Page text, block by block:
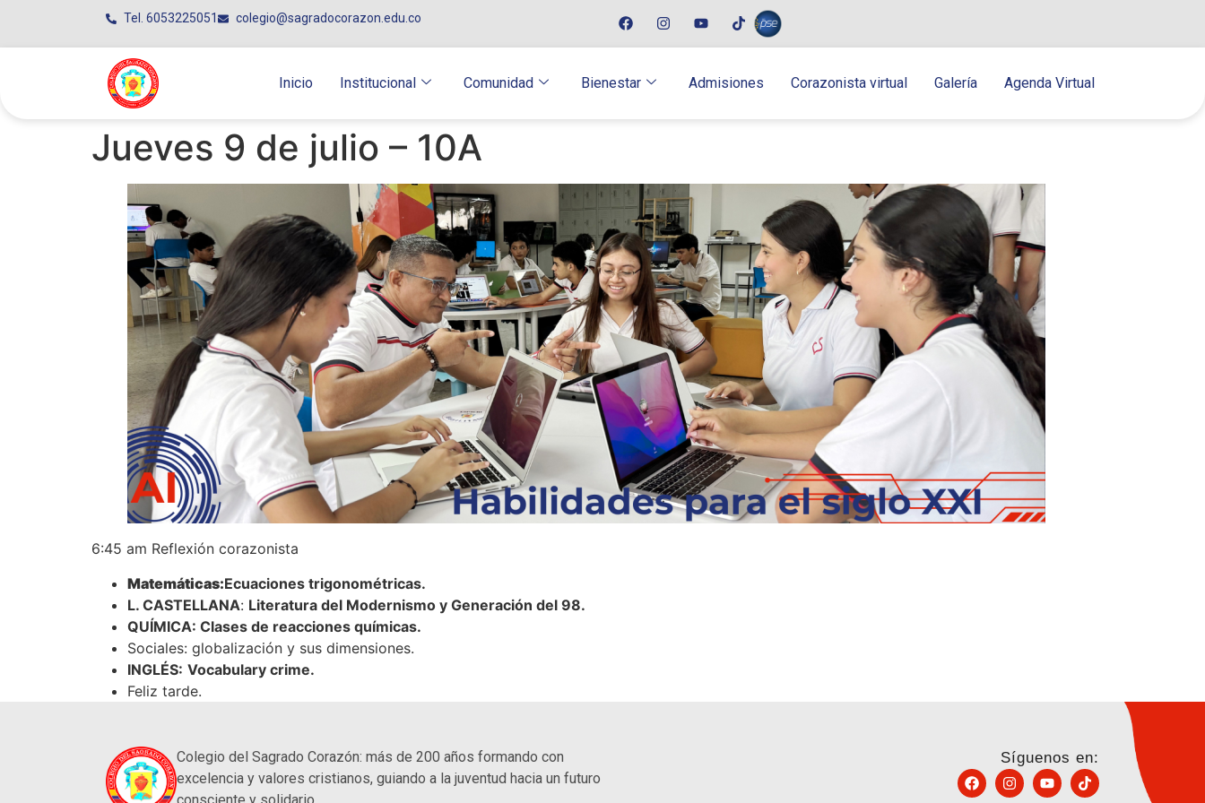
Tel. 6053225051 colegio@sagradocorazon.edu.co
Inicio Institucional Comunidad Bienestar Admisiones Corazonista virtual Galería Agenda Virtual
Jueves 9 de julio – 10A
6:45 am Reflexión corazonista
Matemáticas:Ecuaciones trigonométricas.
L. CASTELLANA: Literatura del Modernismo y Generación del 98.
QUÍMICA: Clases de reacciones químicas.
Sociales: globalización y sus dimensiones.
INGLÉS: Vocabulary crime.
Feliz tarde.
Colegio del Sagrado Corazón: más de 200 años formando con
excelencia y valores cristianos, guiando a la juventud hacia un futuro
Síguenos en: